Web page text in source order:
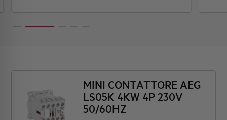
MINI CONTATTORE AEG
LS05K 4KW 4P 230V
50/60HZ